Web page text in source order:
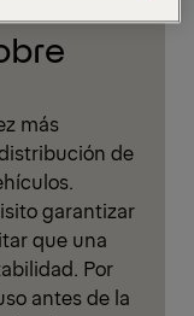
más
de
garantizar
que una
Por
antes de la